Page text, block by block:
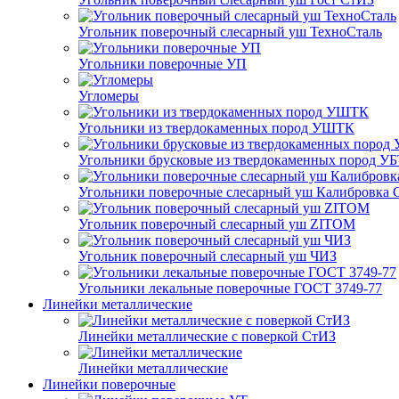
Угольник поверочный слесарный уш ТехноСталь
Угольники поверочные УП
Угломеры
Угольники из твердокаменных пород УШТК
Угольники брусковые из твердокаменных пород
Угольники поверочные слесарный уш Калибровка
Угольник поверочный слесарный уш ZITOM
Угольник поверочный слесарный уш ЧИЗ
Угольники лекальные поверочные ГОСТ 3749-77
Линейки металлические
Линейки металлические с поверкой СтИЗ
Линейки металлические
Линейки поверочные